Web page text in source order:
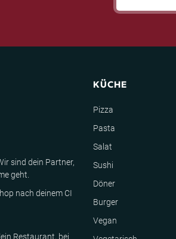
sind dein Partner,
geht.
nach deinem CI
Restaurant, bei
KÜCHE
Pizza
Pasta
Salat
Sushi
Döner
Burger
Vegan